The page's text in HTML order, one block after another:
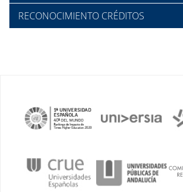
RECONOCIMIENTO CRÉDITOS